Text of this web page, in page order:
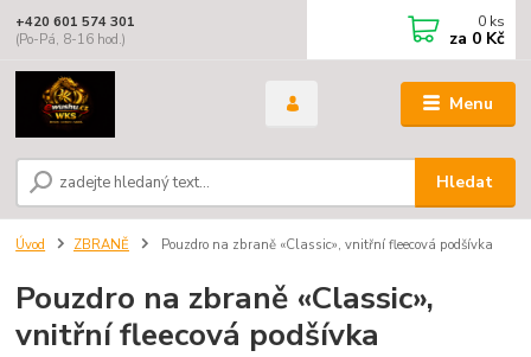
Menu
Hledat
+420 601 574 301
(Po-Pá, 8-16 hod.)
0 ks
za 0 Kč
Úvod ZBRANĚ Pouzdro na zbraně «Classic», vnitřní fleecová podšívka
Pouzdro na zbraně «Classic»,
vnitřní fleecová podšívka